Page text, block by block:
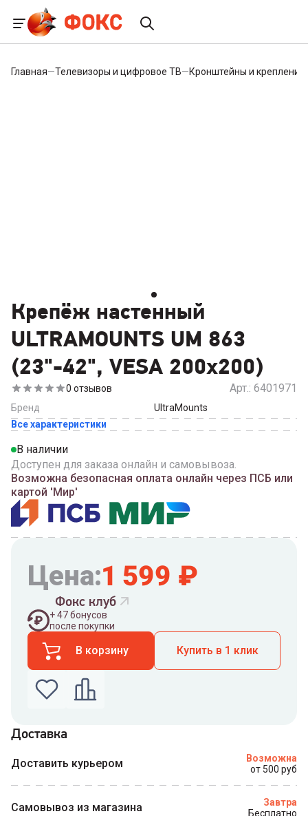
Главная—Телевизоры и цифровое ТВ—Кронштейны и крепления
Крепёж настенный
ULTRAMOUNTS UM 863
(23"-42", VESA 200x200)
0 отзывов Арт.: 6401971
Бренд
UltraMounts
Все характеристики
В наличии
Доступен для заказа онлайн и самовывоза.
Возможна безопасная оплата онлайн через ПСБ или
картой 'Мир'
Цена:1 599 ₽
Фокс клуб
+47бонусов
после покупки
В корзину Купить в 1 клик
связаться с вами
Доставка
Доставить курьером
Возможна
от 500 руб
Самовывоз из магазина
Завтра
Бесплатно